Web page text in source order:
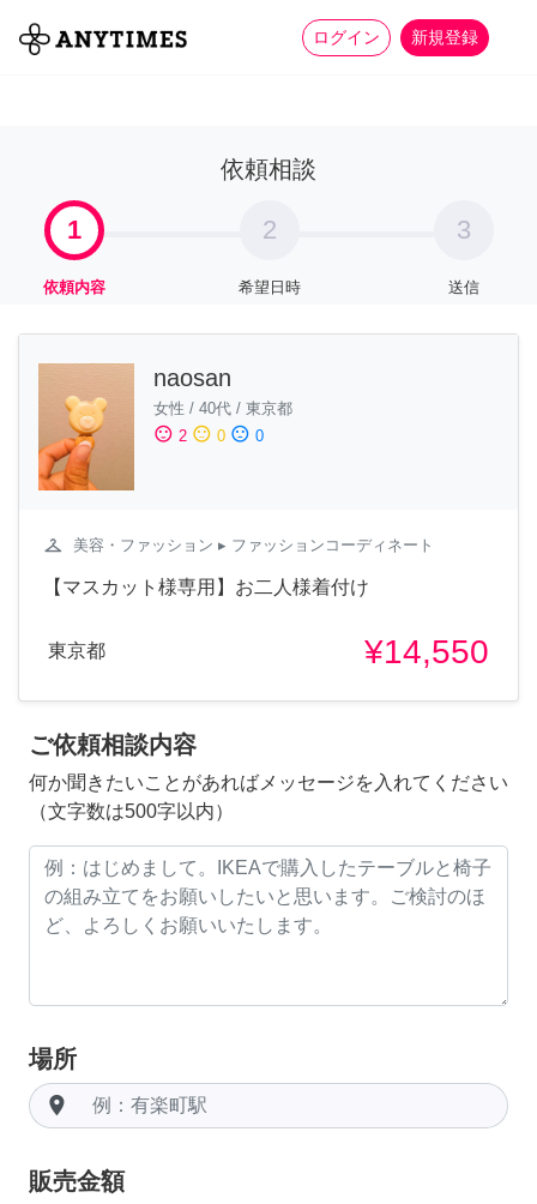
ログイン 新規登録
全て 家事 more_horiz
依頼相談
1
依頼内容
2
希望日時
3
送信
naosan
女性 / 40代 / 東京都
sentiment_satisfied 2 sentiment_neutral 0 sentiment_dissatisfied 0
checkroom 美容・ファッション ▸ ファッションコーディネート
【マスカット様専用】お二人様着付け
東京都 ¥14,550
ご依頼相談内容
何か聞きたいことがあればメッセージを入れてください
（文字数は500字以内）
場所
room
販売金額